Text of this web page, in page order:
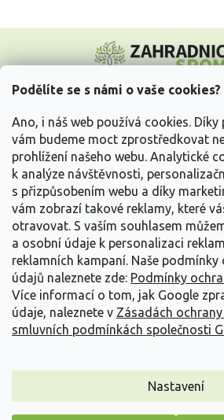
Podělíte se s námi o vaše cookies?
Ano, i náš web používá cookies.
vám budeme moct zprostředkovat
prohlížení našeho webu. Analytické
k analýze návštěvnosti,
s přizpůsobením webu a díky
vám zobrazí takové reklamy, které
otravovat. S vaším souhlasem
a osobní údaje k personalizaci
reklamních kampaní. Naše
údajů naleznete zde: Podmínky
Více informací o tom, jak Google
údaje, naleznete v Zásadách
smluvních podmínkách společnosti
Nastavení
p
Vše o nákupu
Informace pro Vás
Kontakujte nás
Vytvořil